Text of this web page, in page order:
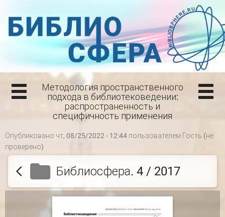
Методология пространственного
подхода в библиотековедении:
распространенность и
специфичность применения
Опубликовано чт, 08/25/2022 - 12:44 пользователем Гость (не
проверено)
Библиосфера. 4 / 2017